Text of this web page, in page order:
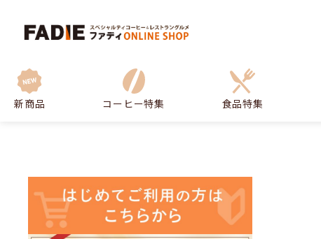
新商品 コーヒー特集 食品特集